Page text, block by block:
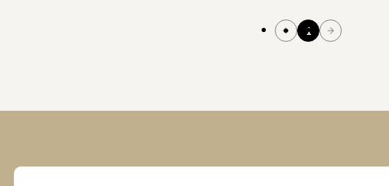
1